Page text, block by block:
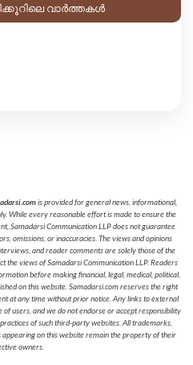
വാർത്തകൾ
is provided for general news, informational,
While every reasonable effort is made to ensure the
Samadarsi Communication LLP does not guarantee
omissions, or inaccuracies. The views and opinions
and reader comments are solely those of the
the views of Samadarsi Communication LLP. Readers
before making financial, legal, medical, political,
on this website. Samadarsi.com reserves the right
at any time without prior notice. Any links to external
users, and we do not endorse or accept responsibility
of such third-party websites. All trademarks,
on this website remain the property of their
owners.